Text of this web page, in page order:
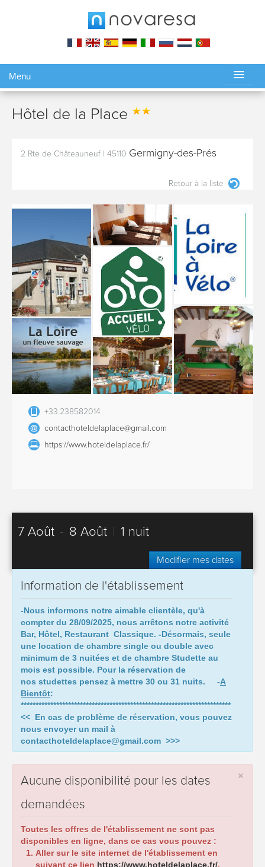
Menu
Hôtel de la Place
2 Rte de Châteauneuf 45110 Germigny-des-Prés
Retour à la liste
+33.238582014
contacthoteldelaplace@gmail.com
https://www.hoteldelaplace.fr/
7 Août - 8 Août 1 nuit
Modifier mes dates
Information de l'établissement
-Nous informons notre aimable clientèle, qu'à
compter du 28/09/2025, nous arrêtons notre activité
Bar, Hôtel, Restaurant Classique. -Désormais, seule
une location de chambre single ou double avec
minimum de 3 nuitées et de chambre Studette au
mois est possible. Pour la réservation de
nos studettes pensez à mettre 30 ou 31 nuits. -A
Bientôt:
***********************************************************************
<< En cas de problème de réservation, vous pouvez
nous envoyer un mail à
contacthoteldelaplace@gmail.com >>>
×
Aucune disponibilité pour les dates
demandées
Toutes les offres de l'établissement ne sont pas
disponibles en ligne, dans ce cas vous pouvez :
Aller sur le site internet de l'établissement en
suivant ce lien https://www.hoteldelaplace.fr/.